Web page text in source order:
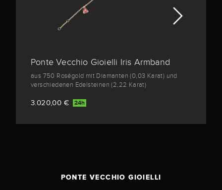
Ponte Vecchio Gioielli Iris Armband
aus 750 Roségold mit Diamanten (0,03 Karat) und
verschiedenen Edelsteinen (2,22 Karat)
3.020,00 € 24h
PONTE VECCHIO GIOIELLI